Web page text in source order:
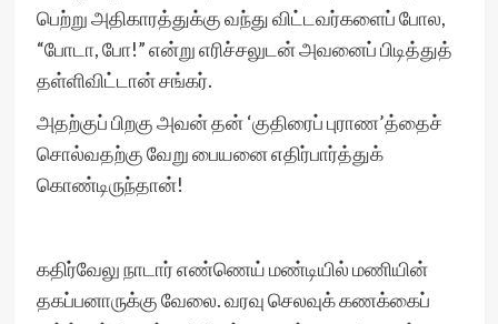
பெற்று அதிகாரத்துக்கு வந்து விட்டவர்களைப் போல,
“போடா, போ!” என்று எரிச்சலுடன் அவனைப் பிடித்துத்
தள்ளிவிட்டான் சங்கர்.
அதற்குப் பிறகு அவன் தன் ‘குதிரைப் புராண’த்தைச்
சொல்வதற்கு வேறு பையனை எதிர்பார்த்துக்
கொண்டிருந்தான்!
கதிர்வேலு நாடார் எண்ணெய் மண்டியில் மணியின்
தகப்பனாருக்கு வேலை. வரவு செலவுக் கணக்கைப்